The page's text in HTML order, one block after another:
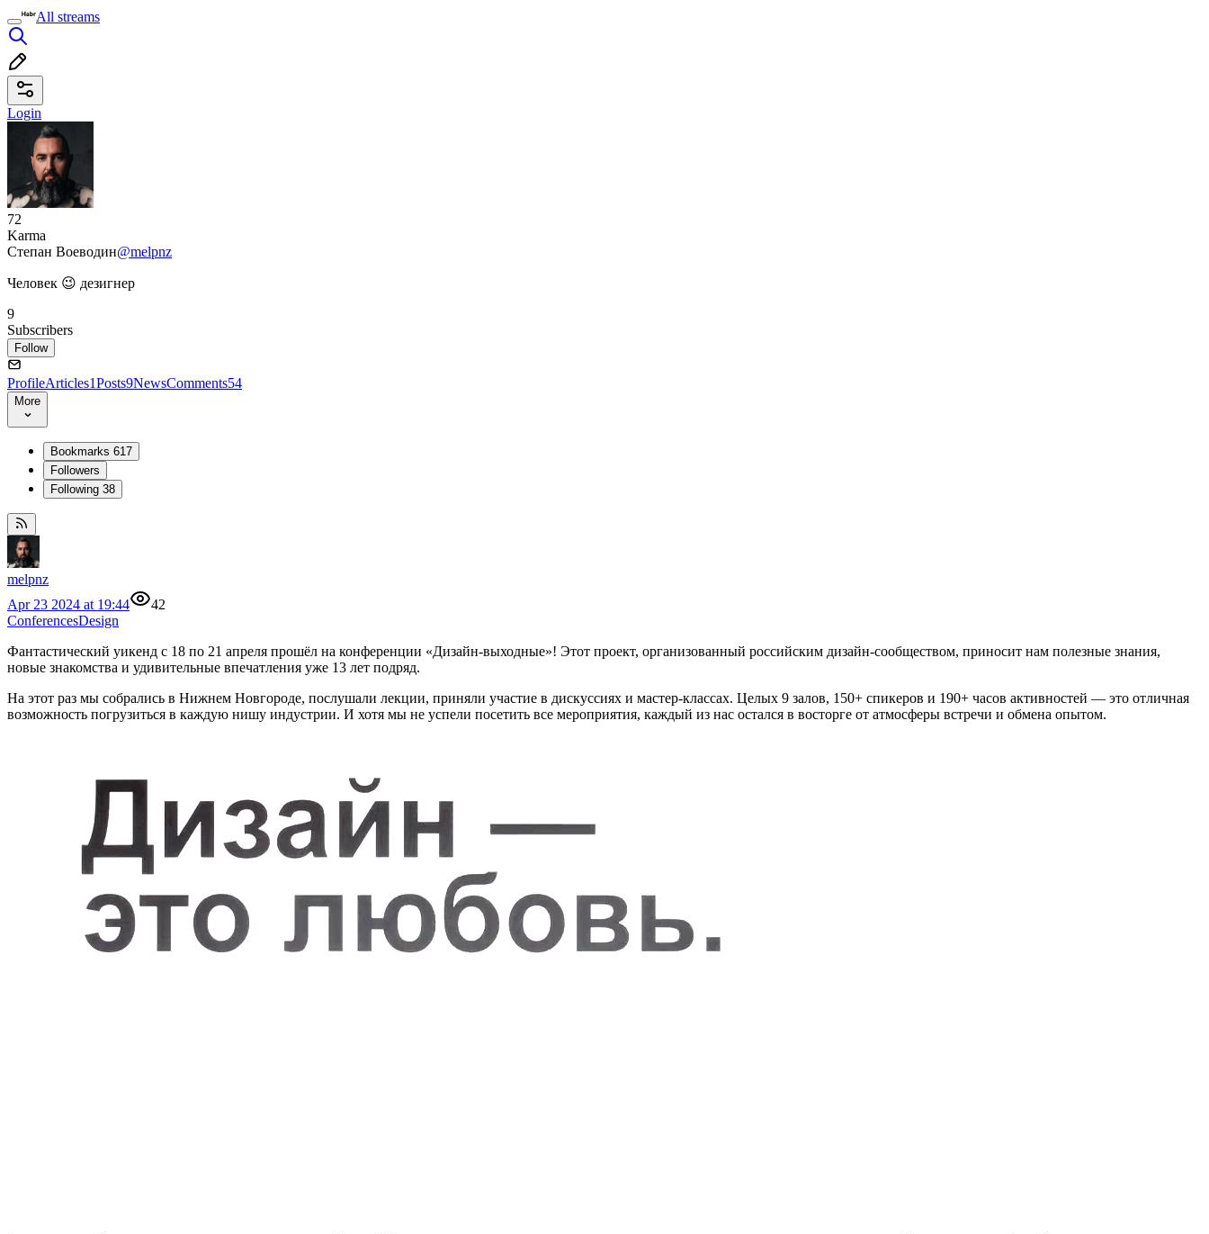
All streams
Login
72
Karma
Степан Воеводин@melpnz
Человек 😉 дезигнер
9
Subscribers
Follow
ProfileArticles1Posts9NewsComments54
More
Bookmarks 617
Followers
Following 38
melpnz
Apr 23 2024 at 19:44
42
ConferencesDesign
Фантастический уикенд с 18 по 21 апреля прошёл на конференции «Дизайн‑выходные»! Этот проект, организованный российским дизайн‑сообществом, приносит нам полезные знания,
новые знакомства и удивительные впечатления уже 13 лет подряд.
На этот раз мы собрались в Нижнем Новгороде, послушали лекции, приняли участие в дискуссиях и мастер‑классах. Целых 9 залов, 150+ спикеров и 190+ часов активностей — это отличная
возможность погрузиться в каждую нишу индустрии. И хотя мы не успели посетить все мероприятия, каждый из нас остался в восторге от атмосферы встречи и обмена опытом.